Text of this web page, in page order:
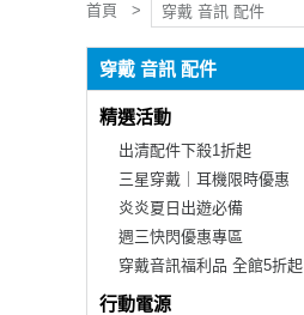
首頁 穿戴 音訊 配件
穿戴 音訊 配件
精選活動
出清配件下殺1折起
三星穿戴｜耳機限時優惠
炎炎夏日出遊必備
週三快閃優惠專區
穿戴音訊福利品 全館5折起
行動電源